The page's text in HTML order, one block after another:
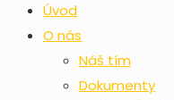
Úvod
O nás
Náš tím
Dokumenty